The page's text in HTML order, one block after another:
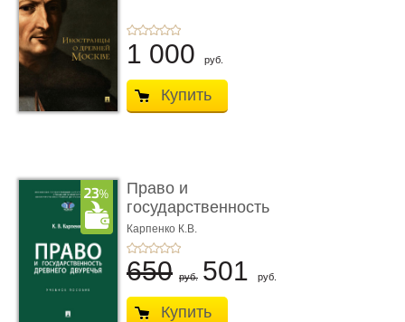
1 000 руб.
Купить
Право и
государственность
Древнего Двуречья. �
...
Карпенко К.В.
650 руб. 501 руб.
Купить